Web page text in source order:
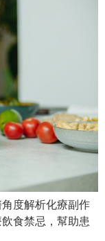
度解析化療副作
食禁忌，幫助患